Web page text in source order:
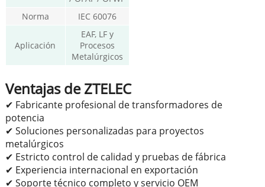
Norma
IEC 60076
Aplicación
EAF, LF y
Procesos
Metalúrgicos
Ventajas de ZTELEC
✔ Fabricante profesional de transformadores de
potencia
✔ Soluciones personalizadas para proyectos
metalúrgicos
✔ Estricto control de calidad y pruebas de fábrica
✔ Experiencia internacional en exportación
✔ Soporte técnico completo y servicio OEM